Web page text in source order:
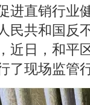
进直销行业
民共和国反
近日，和平
了现场监管